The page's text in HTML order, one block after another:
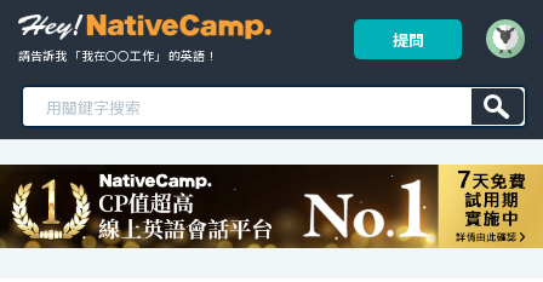
請告訴我 「我在〇〇工作」 的英語！
提問